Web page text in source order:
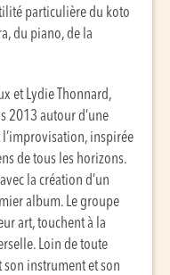
particulière du koto
du piano, de la
et Lydie Thonnard,
2013 autour d’une
inspirée
de tous les horizons.
la création d’un
album. Le groupe
art, touchent à la
Loin de toute
instrument et son